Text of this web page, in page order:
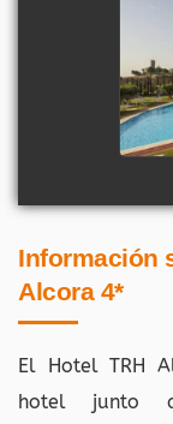
Información
Alcora 4*
El Hotel TRH
hotel junto